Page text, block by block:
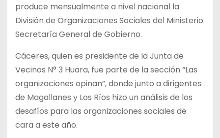
produce mensualmente a nivel nacional la
División de Organizaciones Sociales del Ministerio
Secretaría General de Gobierno.
Cáceres, quien es presidente de la Junta de
Vecinos N° 3 Huara, fue parte de la sección “Las
organizaciones opinan”, donde junto a dirigentes
de Magallanes y Los Ríos hizo un análisis de los
desafíos para las organizaciones sociales de
cara a este año.